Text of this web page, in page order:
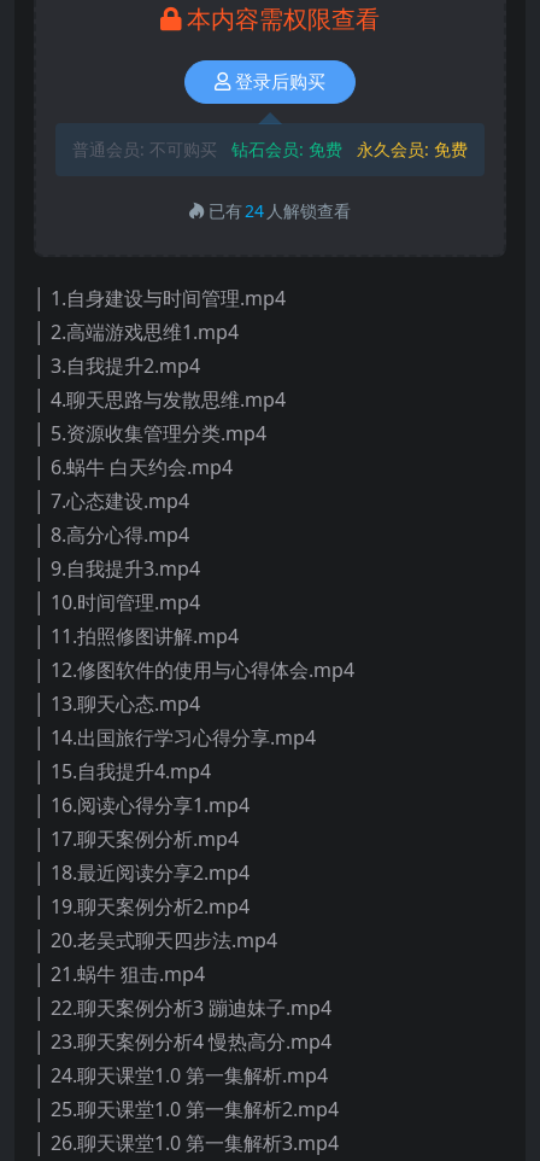
本内容需权限查看
登录后购买
普通会员: 不可购买 钻石会员: 免费 永久会员: 免费
已有24 人解锁查看
│ 1.自身建设与时间管理.mp4
│ 2.高端游戏思维1.mp4
│ 3.自我提升2.mp4
│ 4.聊天思路与发散思维.mp4
│ 5.资源收集管理分类.mp4
│ 6.蜗牛 白天约会.mp4
│ 7.心态建设.mp4
│ 8.高分心得.mp4
│ 9.自我提升3.mp4
│ 10.时间管理.mp4
│ 11.拍照修图讲解.mp4
│ 12.修图软件的使用与心得体会.mp4
│ 13.聊天心态.mp4
│ 14.出国旅行学习心得分享.mp4
│ 15.自我提升4.mp4
│ 16.阅读心得分享1.mp4
│ 17.聊天案例分析.mp4
│ 18.最近阅读分享2.mp4
│ 19.聊天案例分析2.mp4
│ 20.老吴式聊天四步法.mp4
│ 21.蜗牛 狙击.mp4
│ 22.聊天案例分析3 蹦迪妹子.mp4
│ 23.聊天案例分析4 慢热高分.mp4
│ 24.聊天课堂1.0 第一集解析.mp4
│ 25.聊天课堂1.0 第一集解析2.mp4
│ 26.聊天课堂1.0 第一集解析3.mp4